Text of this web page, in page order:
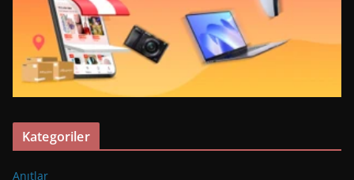
Kategoriler
Anıtlar